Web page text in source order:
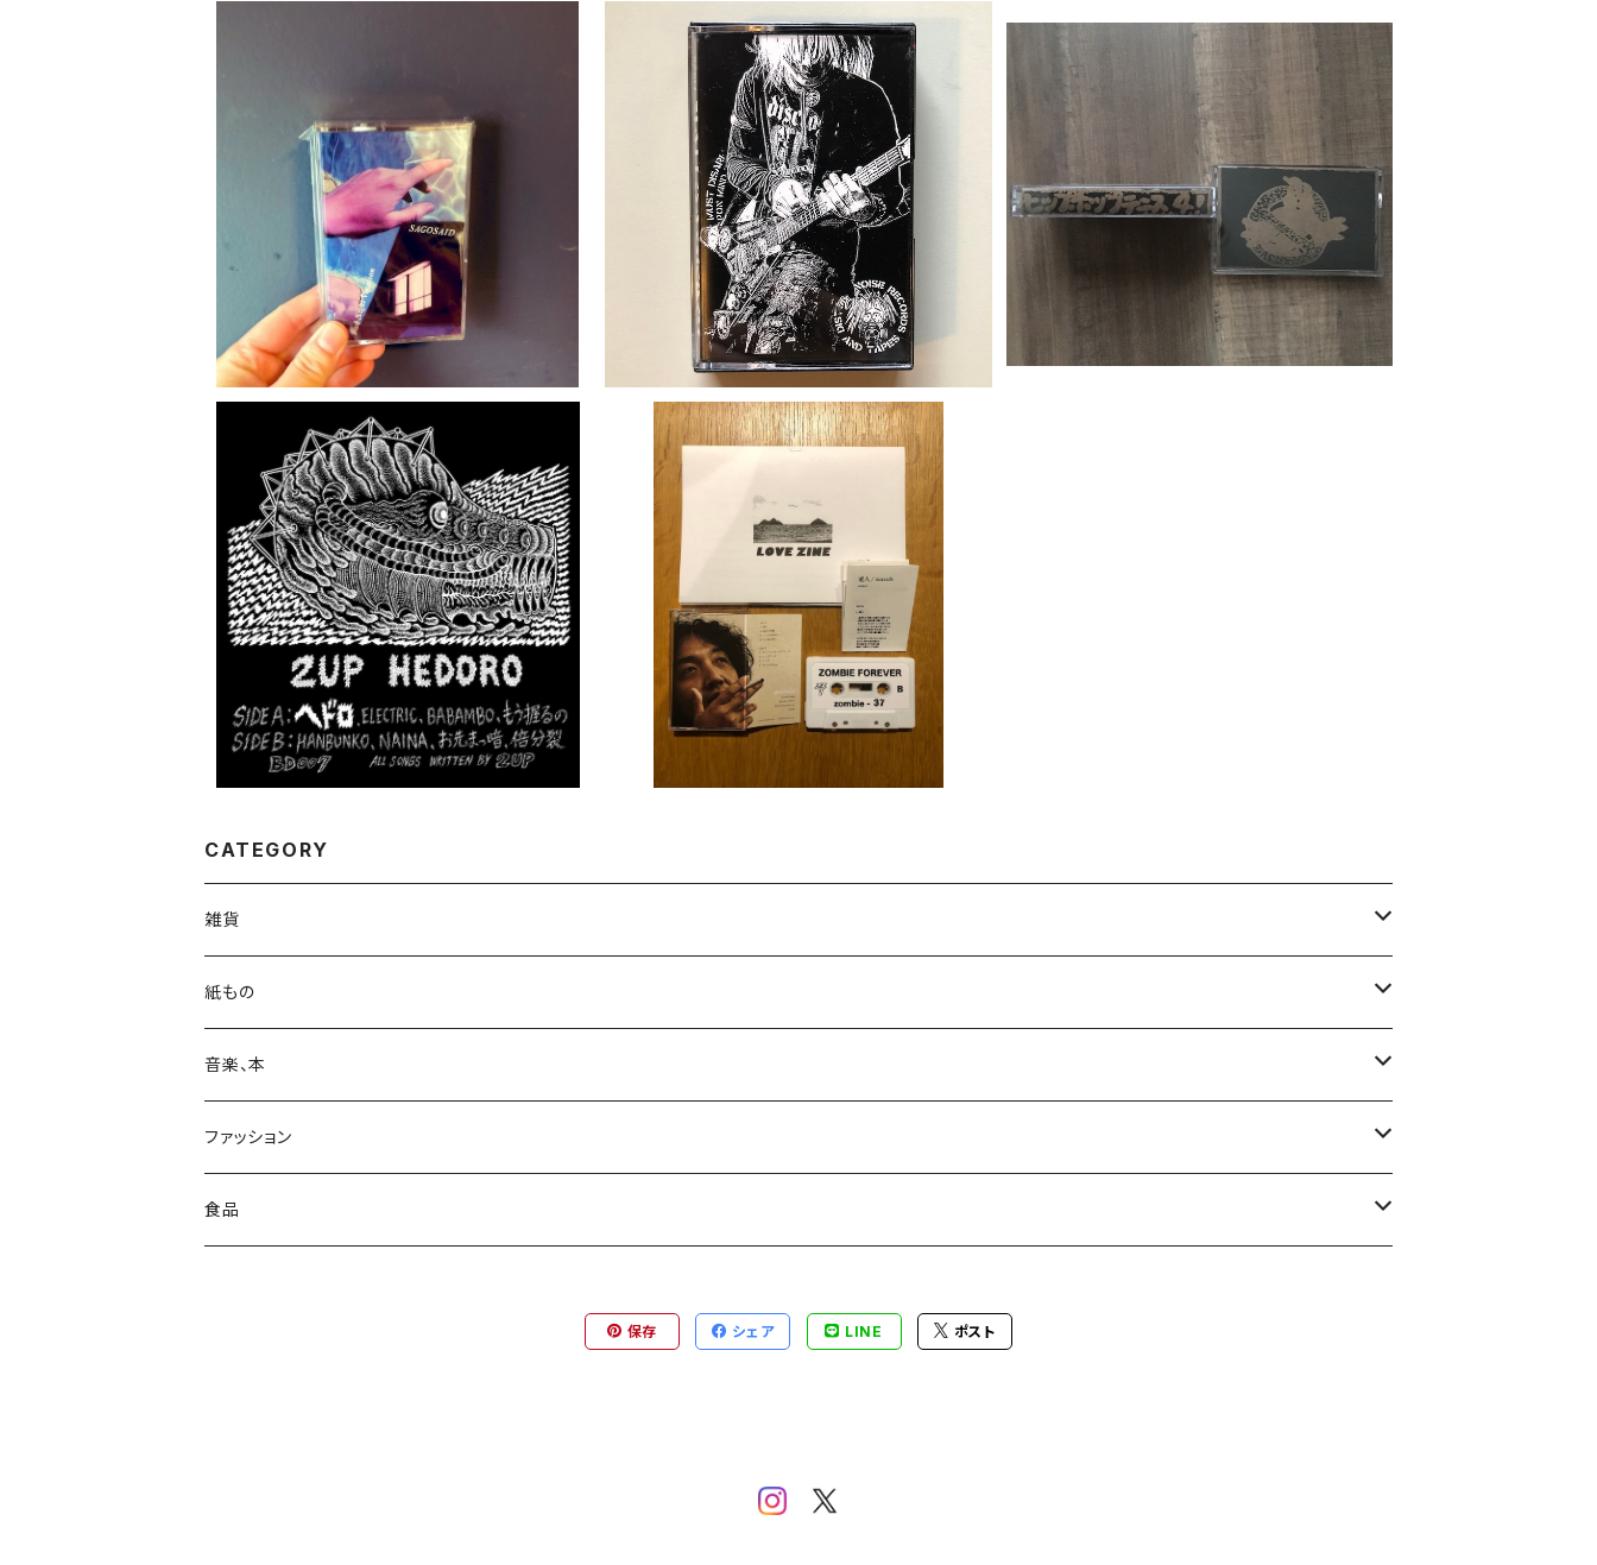
【カセットテープ】SAGOSAID『Bad Night
Vacation』
¥1,540
RADIO ACTIVE『Days』
¥1,650
ヒップホップテニス4 テニスコーツ カセット
テープ
¥1,100
SOLD OUT
2UP『HEDORO』[カセットテープ]
¥1,100
SOLD OUT
moools『愛人』＋ファンジン『LOVE ZINE』
¥1,210
SOLD OUT
CATEGORY
雑貨
カバン
日用品
収納
装飾
紙もの
Print & Poster
ポストカード
カレンダー
音楽、本
CD
レコード
本
ファッション
靴下
食品
保存 シェア LINE ポスト